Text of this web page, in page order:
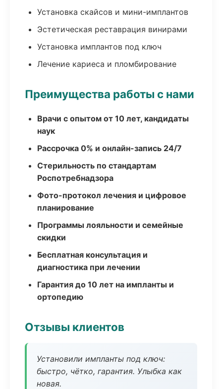
Установка скайсов и мини-имплантов
Эстетическая реставрация винирами
Установка имплантов под ключ
Лечение кариеса и пломбирование
Преимущества работы с нами
Врачи с опытом от 10 лет, кандидаты
наук
Рассрочка 0% и онлайн-запись 24/7
Стерильность по стандартам
Роспотребнадзора
Фото-протокол лечения и цифровое
планирование
Программы лояльности и семейные
скидки
Бесплатная консультация и
диагностика при лечении
Гарантия до 10 лет на импланты и
ортопедию
Отзывы клиентов
Установили импланты под ключ:
быстро, чётко, гарантия. Улыбка как
новая.